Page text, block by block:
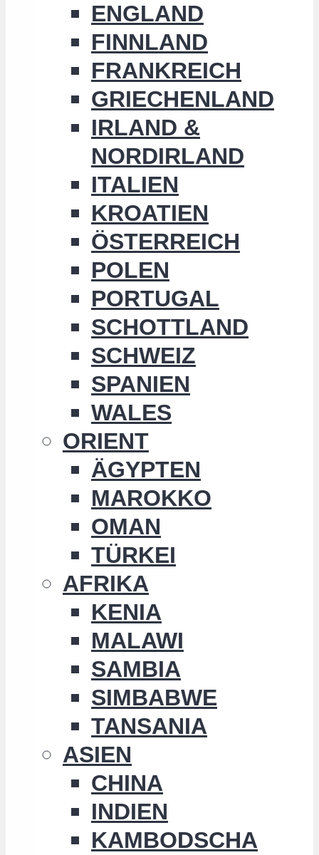
ENGLAND
FINNLAND
FRANKREICH
GRIECHENLAND
IRLAND &
NORDIRLAND
ITALIEN
KROATIEN
ÖSTERREICH
POLEN
PORTUGAL
SCHOTTLAND
SCHWEIZ
SPANIEN
WALES
ORIENT
ÄGYPTEN
MAROKKO
OMAN
TÜRKEI
AFRIKA
KENIA
MALAWI
SAMBIA
SIMBABWE
TANSANIA
ASIEN
CHINA
INDIEN
KAMBODSCHA